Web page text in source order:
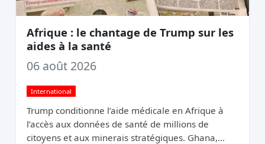
Afrique : le chantage de Trump sur les
aides à la santé
06 août 2026
International
Trump conditionne l’aide médicale en Afrique à
l’accès aux données de santé de millions de
citoyens et aux minerais stratégiques. Ghana,